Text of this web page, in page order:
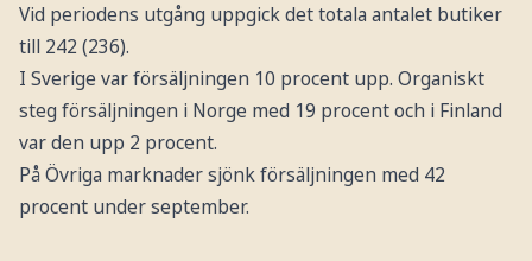
Vid periodens utgång uppgick det totala antalet butiker
till 242 (236).
I Sverige var försäljningen 10 procent upp. Organiskt
steg försäljningen i Norge med 19 procent och i Finland
var den upp 2 procent.
På Övriga marknader sjönk försäljningen med 42
procent under september.